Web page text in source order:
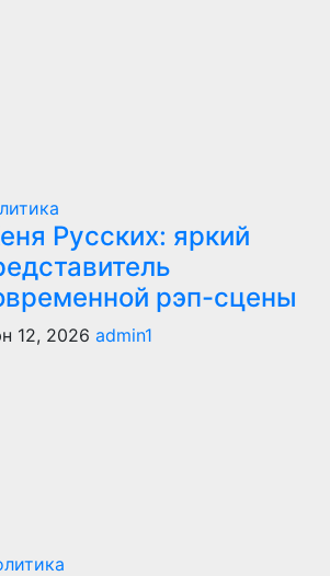
Русских: яркий
рэп-сцены
12, 2026 admin1